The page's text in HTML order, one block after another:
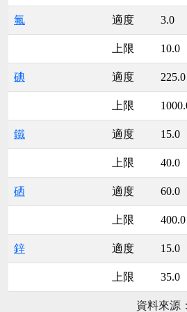
氟 適度 3.0
上限 10.0
碘 適度 225.0
上限
鐵 適度 15.0
上限 40.0
硒 適度 60.0
上限 400.0
鋅 適度 15.0
上限 35.0
資料來源：